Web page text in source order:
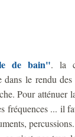
de bain". la
dans le rendu
Pour atténuer
fréquences ... il